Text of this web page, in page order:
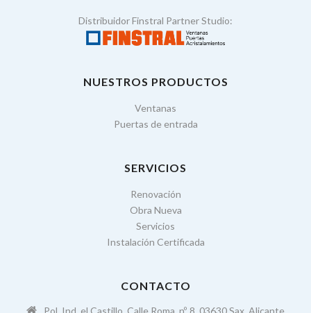
Distribuidor Finstral Partner Studio:
NUESTROS PRODUCTOS
Ventanas
Puertas de entrada
SERVICIOS
Renovación
Obra Nueva
Servicios
Instalación Certificada
CONTACTO
Pol. Ind. el Castillo, Calle Roma, nº, 8, 03630 Sax, Alicante